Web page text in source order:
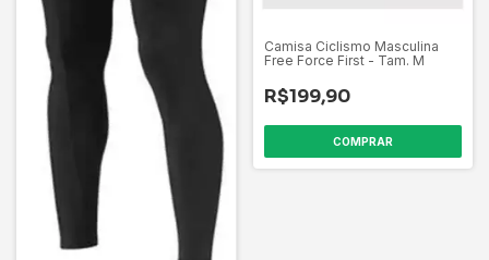
Camisa Ciclismo Masculina
Free Force First - Tam. M
R$199,90
COMPRAR